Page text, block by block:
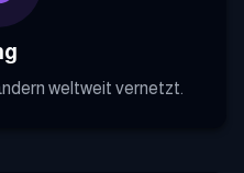
weltweit vernetzt.